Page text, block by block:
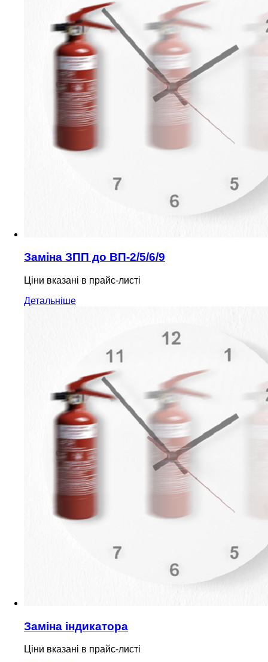
Заміна ЗПП до ВП-2/5/6/9
Ціни вказані в прайс-листі
Детальніше
Заміна індикатора
Ціни вказані в прайс-листі